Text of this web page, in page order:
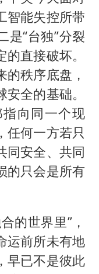
智能失控所带
是“台独”分裂
直接破坏。
秩序底盘，
全的基础。
向同一个现
任何一方若只
同安全、共同
的只会是所有
的世界里”，
运前所未有地
早已不是彼此